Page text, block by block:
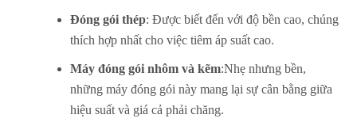
Đóng gói thép: Được biết đến với độ bền cao, chúng
thích hợp nhất cho việc tiêm áp suất cao.
Máy đóng gói nhôm và kẽm:Nhẹ nhưng bền,
những máy đóng gói này mang lại sự cân bằng giữa
hiệu suất và giá cả phải chăng.